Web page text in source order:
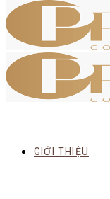
GIỚI THIỆU